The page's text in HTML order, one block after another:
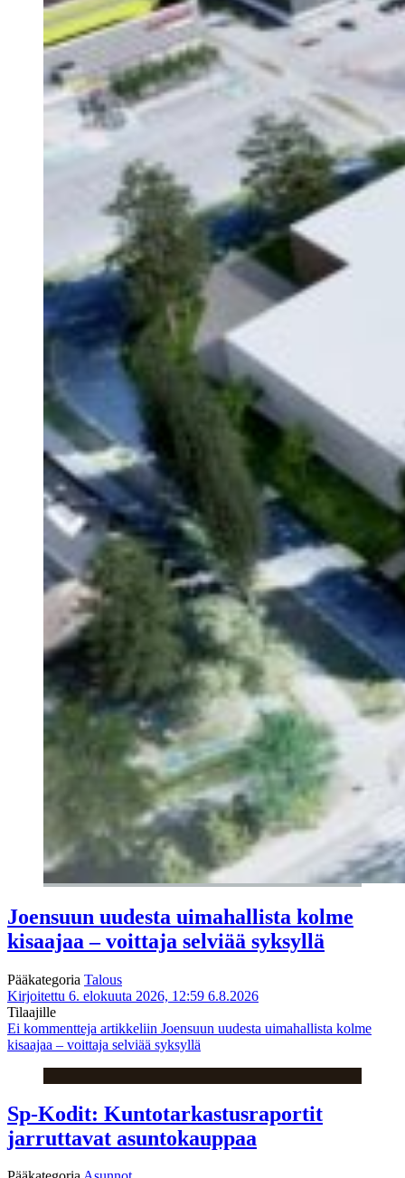
Joensuun uudesta uimahallista kolme
kisaajaa – voittaja selviää syksyllä
Pääkategoria Talous
Kirjoitettu 6. elokuuta 2026, 12:59 6.8.2026
Tilaajille
Ei kommentteja artikkeliin Joensuun uudesta uimahallista kolme
kisaajaa – voittaja selviää syksyllä
Sp-Kodit: Kuntotarkastusraportit
jarruttavat asuntokauppaa